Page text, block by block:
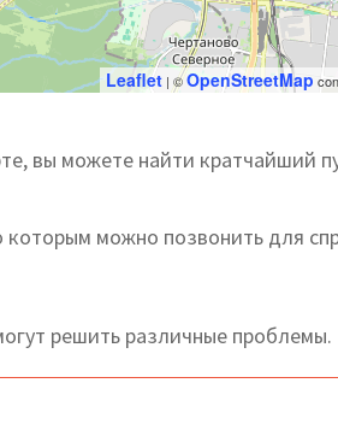
Leaflet | ©OpenStreetMap
вы можете найти кратчайший
можно позвонить для
решить различные проблемы.